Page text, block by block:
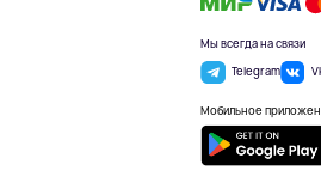
Мы всегда на связи
Telegram
Мобильное